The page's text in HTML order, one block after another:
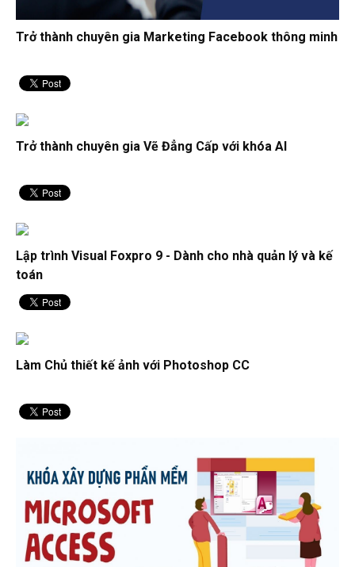
Trở thành chuyên gia Marketing Facebook thông minh
Trở thành chuyên gia Vẽ Đẳng Cấp với khóa AI
Lập trình Visual Foxpro 9 - Dành cho nhà quản lý và kế
toán
Làm Chủ thiết kế ảnh với Photoshop CC